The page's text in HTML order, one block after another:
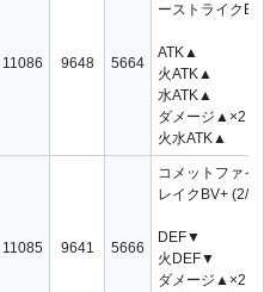
11086 9648 5664
ーストライク
ATK▲
火ATK▲
水ATK▲
ダメージ▲×2
火水ATK▲
11085 9641 5666
コメットファイ
レイクBV+ (2/2)
DEF▼
火DEF▼
ダメージ▲×2